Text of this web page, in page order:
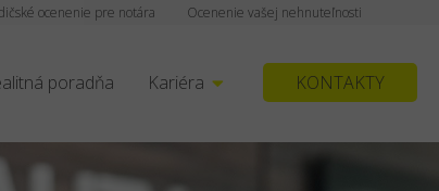
Ocenenie vašej nehnuteľnosti
ocenenie pre notára
poradňa Kariéra KONTAKTY